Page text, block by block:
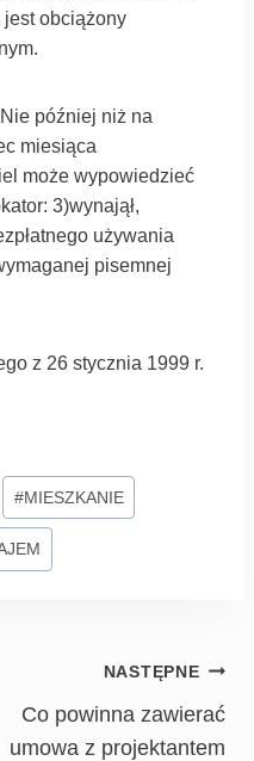
obciążony
później niż na
miesiąca
może wypowiedzieć
3)wynajął,
używania
pisemnej
z 26 stycznia 1999 r.
#MIESZKANIE
NASTĘPNE
Co powinna zawierać
umowa z projektantem